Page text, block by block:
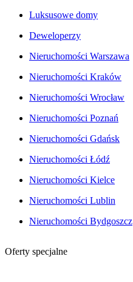
Luksusowe domy
Deweloperzy
Nieruchomości Warszawa
Nieruchomości Kraków
Nieruchomości Wrocław
Nieruchomości Poznań
Nieruchomości Gdańsk
Nieruchomości Łódź
Nieruchomości Kielce
Nieruchomości Lublin
Nieruchomości Bydgoszcz
Oferty specjalne